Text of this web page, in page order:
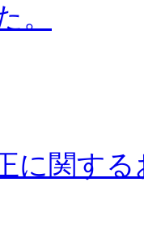
。
に関す